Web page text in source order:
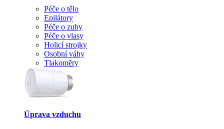
Péče o tělo
Epilátory
Péče o zuby
Péče o vlasy
Holicí strojky
Osobní váhy
Tlakoměry
Úprava vzduchu